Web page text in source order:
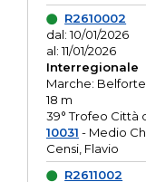
R2610002
dal: 10/01/2026
al: 11/01/2026
Interregionale
Marche:
18 m
39° Trofeo Città
10031 - Medio
Censi, Flavio
R2611002